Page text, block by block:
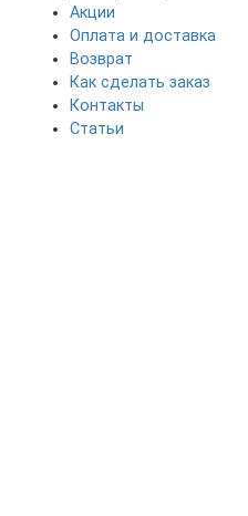
Акции
Оплата и доставка
Возврат
Как сделать заказ
Контакты
Статьи